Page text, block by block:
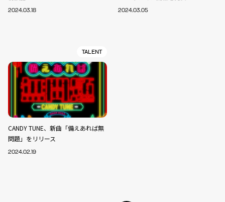
2024.03.18 2024.03.05
TALENT
CANDY TUNE、新曲「備えあれば無
問題」をリリース
2024.02.19